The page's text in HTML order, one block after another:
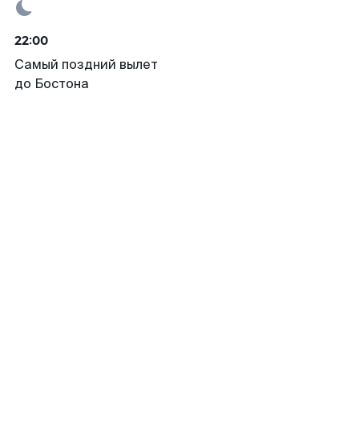
22:00
Самый поздний вылет
до Бостона